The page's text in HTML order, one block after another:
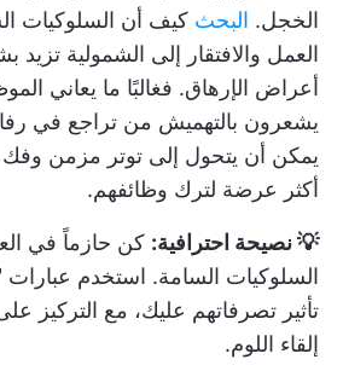
الخجل. البحث كيف أن السلوكيات
العمل والافتقار إلى الشمولية
أعراض الإرهاق. فغالبًا ما يعاني
يشعرون بالتهميش من تراجع في
يمكن أن يتحول إلى توتر مزمن وفك
أكثر عرضة لترك وظائفهم.
💡 نصيحة احترافية: كن حازماً في
السلوكيات السامة. استخدم عبارات
تأثير تصرفاتهم عليك، مع التركيز
إلقاء اللوم.